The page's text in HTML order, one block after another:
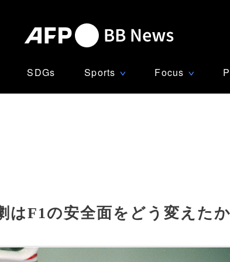
SDGs Sports ∨ Focus ∨
はF1の安全面をどう変えた